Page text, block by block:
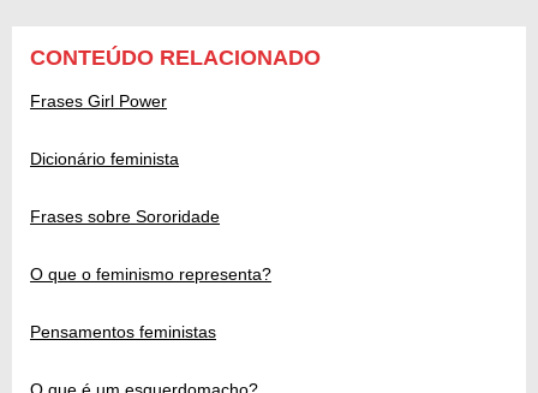
CONTEÚDO RELACIONADO
Frases Girl Power
Dicionário feminista
Frases sobre Sororidade
O que o feminismo representa?
Pensamentos feministas
O que é um esquerdomacho?